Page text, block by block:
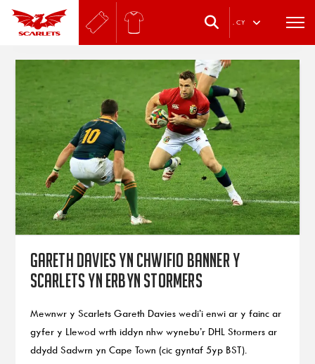
. CY
Gareth Davies yn chwifio banner y
Scarlets yn erbyn Stormers
Mewnwr y Scarlets Gareth Davies wedi’i enwi ar y fainc ar
gyfer y Llewod wrth iddyn nhw wynebu’r DHL Stormers ar
ddydd Sadwrn yn Cape Town (cic gyntaf 5yp BST).